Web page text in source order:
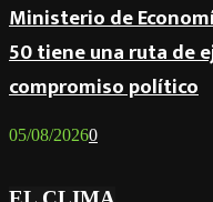
Ministerio de
50 tiene una ruta de
compromiso político
05/08/20260